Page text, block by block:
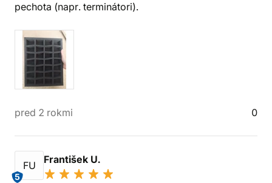
pechota (napr. terminátori).
pred 2 rokmi 0
FU
5
František U.